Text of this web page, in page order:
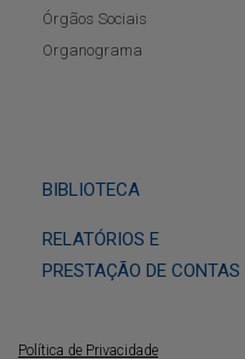
Órgãos Sociais
Organograma
BIBLIOTECA
RELATÓRIOS E
PRESTAÇÃO DE CONTAS
Política de Privacidade